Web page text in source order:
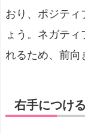
おり、ポジティ
ょう。ネガテ
れるため、前向
右手につけ